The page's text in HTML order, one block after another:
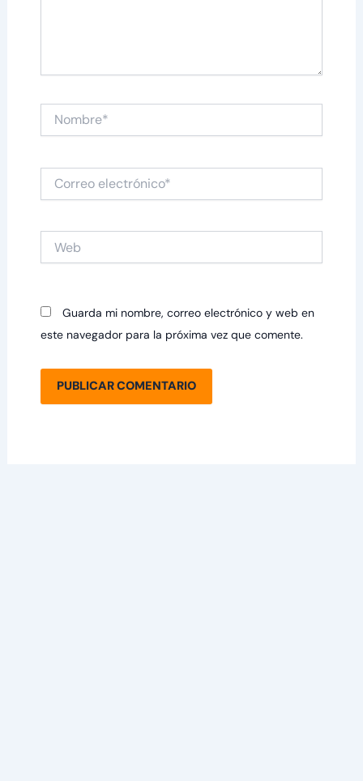
Nombre*
electrónico*
Guarda mi nombre, correo electrónico y web en
este navegador para la próxima vez que comente.